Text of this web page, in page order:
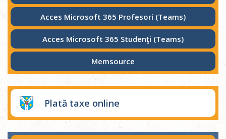
Acces Microsoft 365 Profesori (Teams)
Acces Microsoft 365 Studenţi (Teams)
Memsource
Plată taxe online